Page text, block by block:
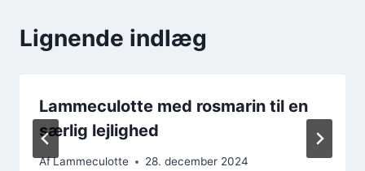
Lignende indlæg
Lammeculotte med rosmarin til en
særlig lejlighed
AfLammeculotte 28. december 2024